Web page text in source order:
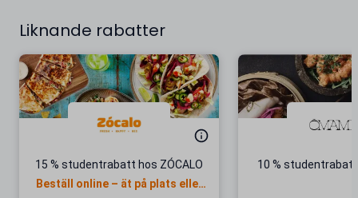
Liknande rabatter
15 % studentrabatt hos ZÓCALO
Beställ online – ät på plats eller
10 %